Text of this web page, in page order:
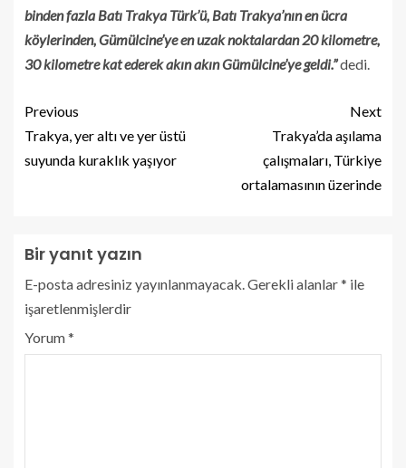
binden fazla Batı Trakya Türk’ü, Batı Trakya’nın en ücra
köylerinden, Gümülcine’ye en uzak noktalardan 20 kilometre,
30 kilometre kat ederek akın akın Gümülcine’ye geldi.”dedi.
Previous
Trakya, yer altı ve yer üstü
suyunda kuraklık yaşıyor
Next
Trakya’da aşılama
çalışmaları, Türkiye
ortalamasının üzerinde
Bir yanıt yazın
E-posta adresiniz yayınlanmayacak.Gerekli alanlar* ile
işaretlenmişlerdir
Yorum*